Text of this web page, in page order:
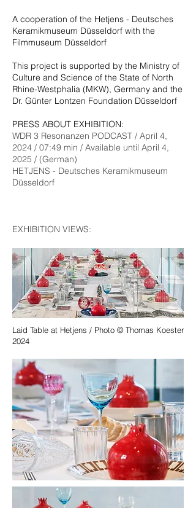
A cooperation of the Hetjens - Deutsches
Keramikmuseum Düsseldorf with the
Filmmuseum Düsseldorf
This project is supported by the Ministry of
Culture and Science of the State of North
Rhine-Westphalia (MKW), Germany and the
Dr. Günter Lontzen Foundation Düsseldorf
PRESS ABOUT EXHIBITION:
WDR 3 Resonanzen PODCAST / April 4,
2024 / 07:49 min / Available until April 4,
2025 / (German)
HETJENS - Deutsches Keramikmuseum
Düsseldorf
​EXHIBITION VIEWS:
Laid Table at Hetjens / Photo © Thomas Koester
2024